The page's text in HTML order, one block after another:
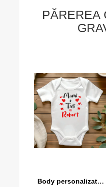
PĂREREA
Body personalizat "Mami+Tati=Robert"